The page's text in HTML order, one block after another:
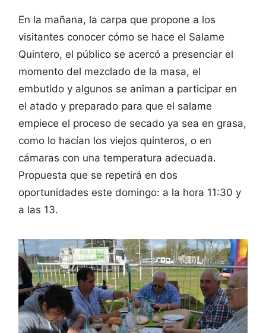
En la mañana, la carpa que propone a los
visitantes conocer cómo se hace el Salame
Quintero, el público se acercó a presenciar el
momento del mezclado de la masa, el
embutido y algunos se animan a participar en
el atado y preparado para que el salame
empiece el proceso de secado ya sea en grasa,
como lo hacían los viejos quinteros, o en
cámaras con una temperatura adecuada.
Propuesta que se repetirá en dos
oportunidades este domingo: a la hora 11:30 y
a las 13.